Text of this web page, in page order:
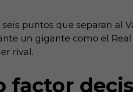
puntos que separan al
un gigante como el
rival.
factor